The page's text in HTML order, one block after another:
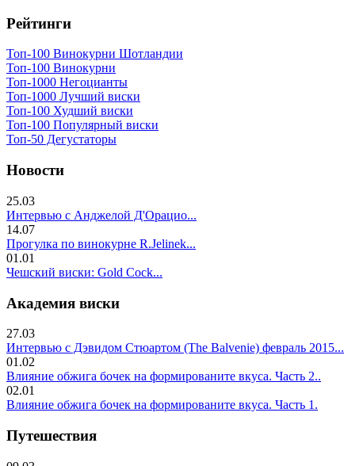
Рейтинги
Топ-100 Винокурни Шотландии
Топ-100 Винокурни
Топ-1000 Негоцианты
Топ-1000 Лучший виски
Топ-100 Худший виски
Топ-100 Популярный виски
Топ-50 Дегустаторы
Новости
25.03
Интервью с Анджелой Д'Орацио...
14.07
Прогулка по винокурне R.Jelinek...
01.01
Чешский виски: Gold Cock...
Академия виски
27.03
Интервью с Дэвидом Стюартом (The Balvenie) февраль 2015...
01.02
Влияние обжига бочек на формированите вкуса. Часть 2..
02.01
Влияние обжига бочек на формированите вкуса. Часть 1.
Путешествия